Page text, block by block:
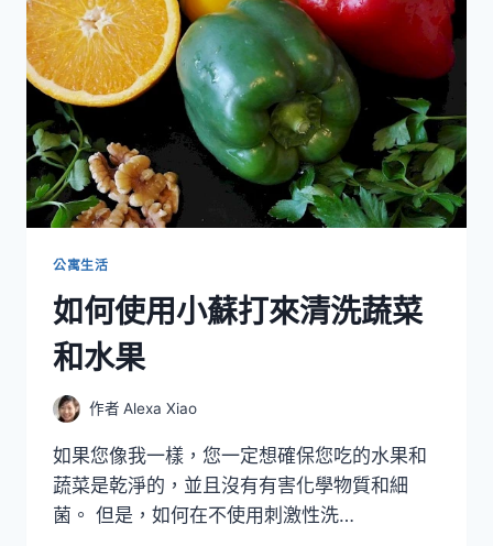
公寓生活
如何使用小蘇打來清洗蔬菜
和水果
作者 Alexa Xiao
如果您像我一樣，您一定想確保您吃的水果和
蔬菜是乾淨的，並且沒有有害化學物質和細
菌。 但是，如何在不使用刺激性洗…